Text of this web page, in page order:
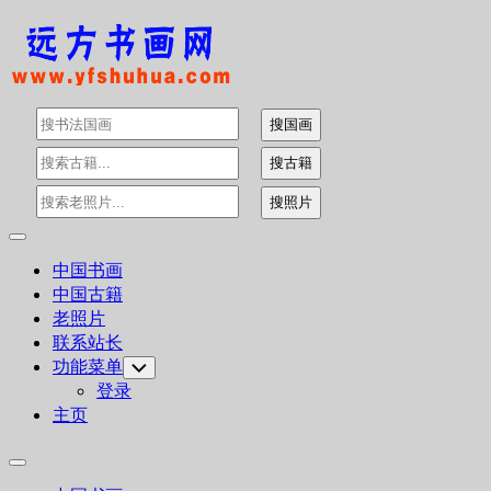
Skip
content
Expand
中国书画
中国古籍
老照片
联系站长
功能菜单 Toggle
Child
Menu
登录
主页
Expand